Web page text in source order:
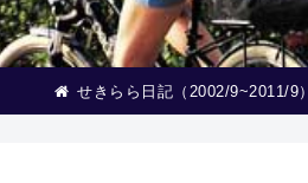
せきらら日記（2002/9~2011/9）